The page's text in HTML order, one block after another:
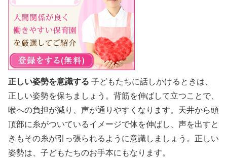
正しい姿勢を意識する 子どもたちに話しかけるときは、
正しい姿勢を保ちましょう。背筋を伸ばして立つことで、
喉への負担が減り、声が通りやすくなります。天井から頭
頂部に糸がついているイメージで体を伸ばし、声を出すと
きもその糸が引っ張られるように意識しましょう。正しい
姿勢は、子どもたちのお手本にもなります。